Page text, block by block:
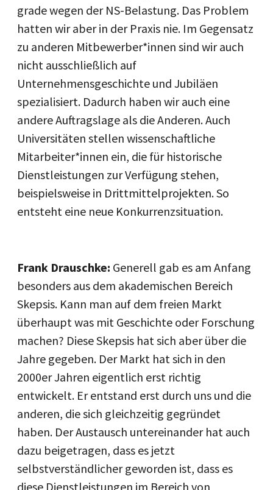
grade wegen der NS-Belastung. Das Problem
hatten wir aber in der Praxis nie. Im Gegensatz
zu anderen Mitbewerber*innen sind wir auch
nicht ausschließlich auf
Unternehmensgeschichte und Jubiläen
spezialisiert. Dadurch haben wir auch eine
andere Auftragslage als die Anderen. Auch
Universitäten stellen wissenschaftliche
Mitarbeiter*innen ein, die für historische
Dienstleistungen zur Verfügung stehen,
beispielsweise in Drittmittelprojekten. So
entsteht eine neue Konkurrenzsituation.
Frank Drauschke: Generell gab es am Anfang
besonders aus dem akademischen Bereich
Skepsis. Kann man auf dem freien Markt
überhaupt was mit Geschichte oder Forschung
machen? Diese Skepsis hat sich aber über die
Jahre gegeben. Der Markt hat sich in den
2000er Jahren eigentlich erst richtig
entwickelt. Er entstand erst durch uns und die
anderen, die sich gleichzeitig gegründet
haben. Der Austausch untereinander hat auch
dazu beigetragen, dass es jetzt
selbstverständlicher geworden ist, dass es
diese Dienstleistungen im Bereich von